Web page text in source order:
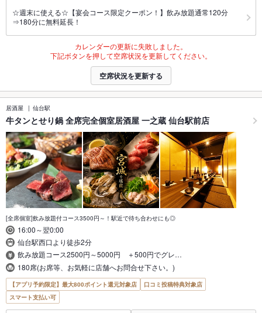
☆週末に使える☆【宴会コース限定クーポン！】飲み放題通常120分
⇒180分に無料延長！
カレンダーの更新に失敗しました。
下記ボタンを押して空席状況を更新してください。
空席状況を更新する
居酒屋 仙台駅
牛タンとせり鍋 全席完全個室居酒屋 一之蔵 仙台駅前店
[全席個室]飲み放題付コース3500円～！駅近で待ち合わせにも◎
16:00～翌0:00
仙台駅西口より徒歩2分
飲み放題コース2500円～5000円 ＋500円でグレ…
180席(お席等、お気軽に店舗へお問合せ下さい。)
【アプリ予約限定】最大800ポイント還元対象店
口コミ投稿特典対象店
スマート支払い可